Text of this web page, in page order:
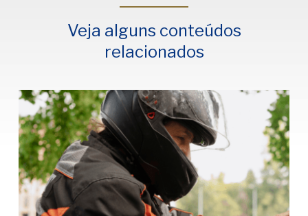
Veja alguns conteúdos
relacionados